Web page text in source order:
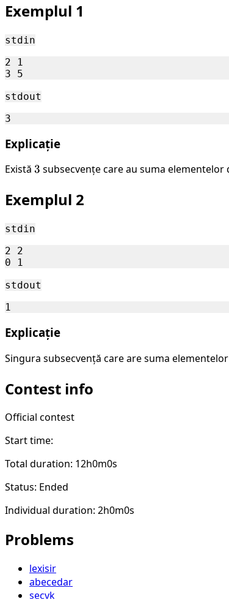
K
\leq
1 \
a_i
\leq
10^9
Exemplul 1
stdin
2 1
stdout
Explicație
Există 3
3 subsecvențe care au suma elementelor
Exemplul 2
stdin
2 2
stdout
Explicație
Singura subsecvență care are suma
Contest info
Official contest
Start time:
Total duration: 12h0m0s
Status: Ended
Individual duration: 2h0m0s
Problems
lexisir
abecedar
secvk